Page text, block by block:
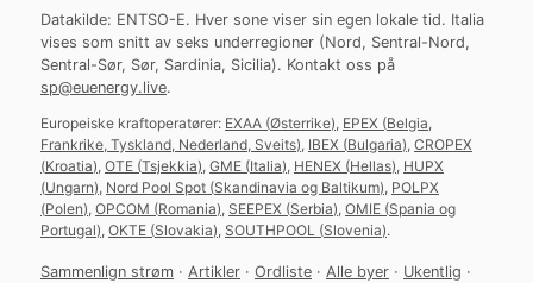
Datakilde: ENTSO-E. Hver sone viser sin egen lokale tid. Italia
vises som snitt av seks underregioner (Nord, Sentral-Nord,
Sentral-Sør, Sør, Sardinia, Sicilia). Kontakt oss på
sp@euenergy.live.
Europeiske kraftoperatører: EXAA (Østerrike), EPEX (Belgia,
Frankrike, Tyskland, Nederland, Sveits), IBEX (Bulgaria), CROPEX
(Kroatia), OTE (Tsjekkia), GME (Italia), HENEX (Hellas), HUPX
(Ungarn), Nord Pool Spot (Skandinavia og Baltikum), POLPX
(Polen), OPCOM (Romania), SEEPEX (Serbia), OMIE (Spania og
Portugal), OKTE (Slovakia), SOUTHPOOL (Slovenia).
Sammenlign strøm · Artikler · Ordliste · Alle byer · Ukentlig ·